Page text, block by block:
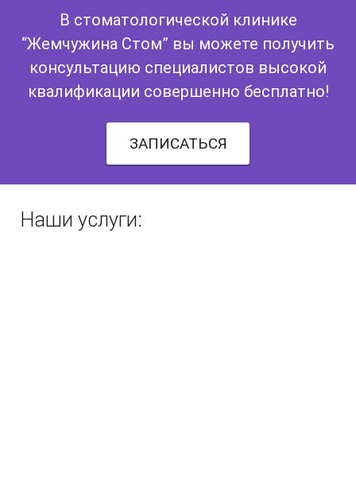
В стоматологической клинике
“Жемчужина Стом” вы можете получить
консультацию специалистов высокой
квалификации совершенно бесплатно!
ЗАПИСАТЬСЯ
Наши услуги: